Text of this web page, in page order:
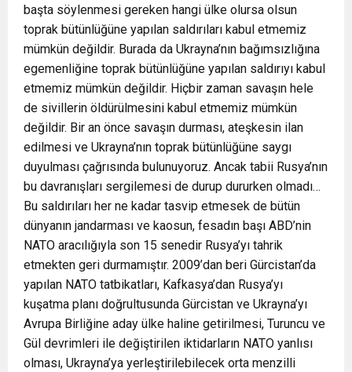
başta söylenmesi gereken hangi ülke olursa olsun
toprak bütünlüğüne yapılan saldırıları kabul etmemiz
mümkün değildir. Burada da Ukrayna’nın bağımsızlığına
egemenliğine toprak bütünlüğüne yapılan saldırıyı kabul
etmemiz mümkün değildir. Hiçbir zaman savaşın hele
de sivillerin öldürülmesini kabul etmemiz mümkün
değildir. Bir an önce savaşın durması, ateşkesin ilan
edilmesi ve Ukrayna’nın toprak bütünlüğüne saygı
duyulması çağrısında bulunuyoruz. Ancak tabii Rusya’nın
bu davranışları sergilemesi de durup dururken olmadı…
Bu saldırıları her ne kadar tasvip etmesek de bütün
dünyanın jandarması ve kaosun, fesadın başı ABD’nin
NATO aracılığıyla son 15 senedir Rusya’yı tahrik
etmekten geri durmamıştır. 2009’dan beri Gürcistan’da
yapılan NATO tatbikatları, Kafkasya’dan Rusya’yı
kuşatma planı doğrultusunda Gürcistan ve Ukrayna’yı
Avrupa Birliğine aday ülke haline getirilmesi, Turuncu ve
Gül devrimleri ile değiştirilen iktidarların NATO yanlısı
olması, Ukrayna’ya yerleştirilebilecek orta menzilli